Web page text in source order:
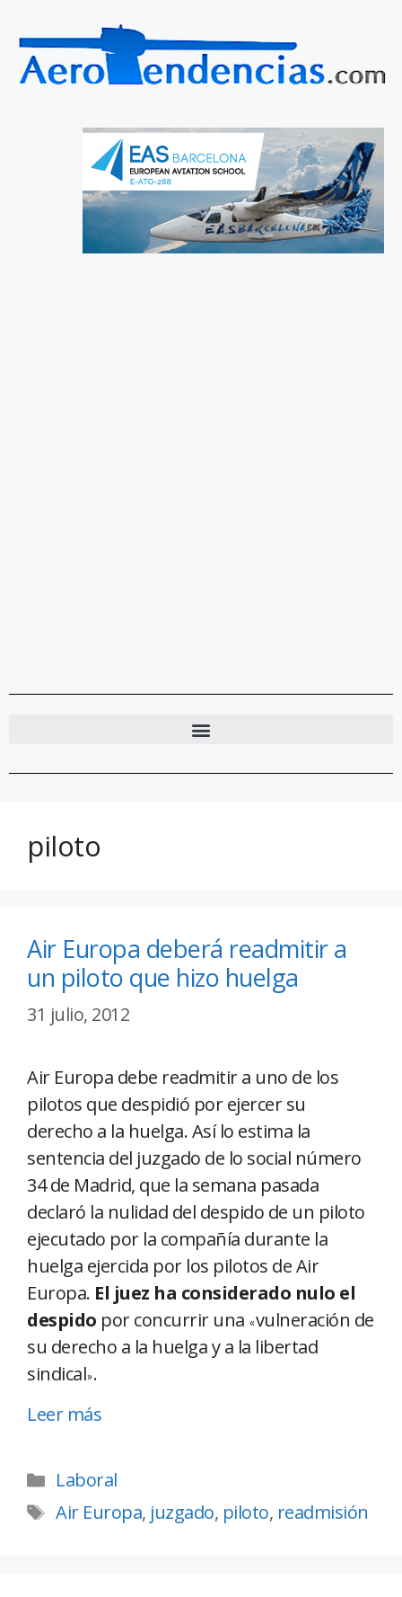
piloto
Air Europa deberá readmitir a
un piloto que hizo huelga
31 julio, 2012
Air Europa debe readmitir a uno de los
pilotos que despidió por ejercer su
derecho a la huelga. Así lo estima la
sentencia del juzgado de lo social número
34 de Madrid, que la semana pasada
declaró la nulidad del despido de un piloto
ejecutado por la compañía durante la
huelga ejercida por los pilotos de Air
Europa. El juez ha considerado nulo el
despido por concurrir una «vulneración de
su derecho a la huelga y a la libertad
sindical».
Leer más
Laboral
Air Europa, juzgado, piloto, readmisión